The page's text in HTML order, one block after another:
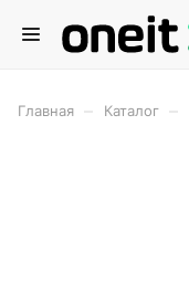
Главная Каталог